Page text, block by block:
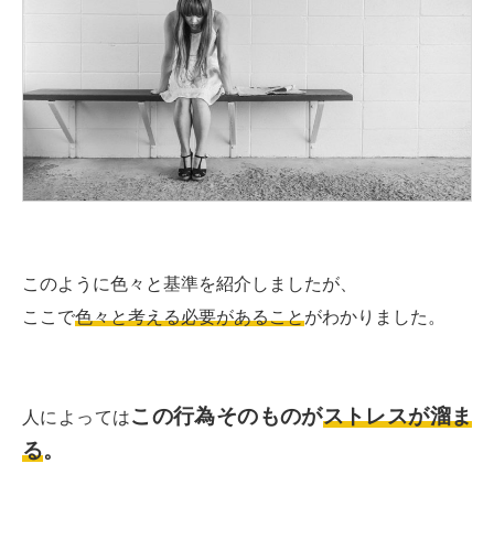
このように色々と基準を紹介しましたが、
ここで色々と考える必要があることがわかりました。
人によってはこの行為そのものがストレスが溜ま
る。